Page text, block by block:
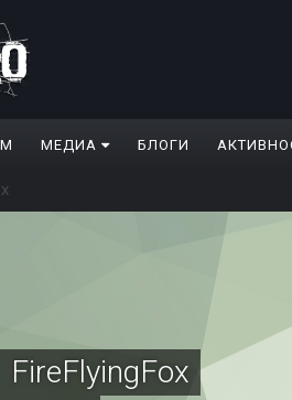
МЕДИА БЛОГИ
FireFlyingFox